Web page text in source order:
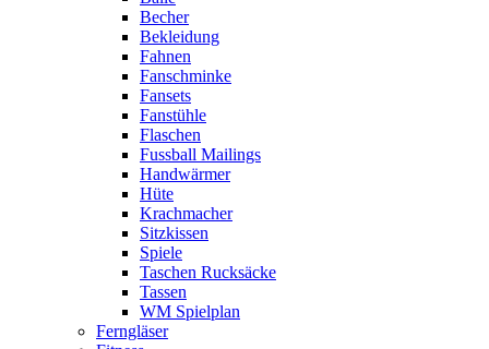
Becher
Bekleidung
Fahnen
Fanschminke
Fansets
Fanstühle
Flaschen
Fussball Mailings
Handwärmer
Hüte
Krachmacher
Sitzkissen
Spiele
Taschen Rucksäcke
Tassen
WM Spielplan
Ferngläser